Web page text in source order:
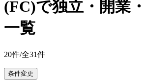
(FC)で独立・開業
一覧
20件/全31件
条件変更